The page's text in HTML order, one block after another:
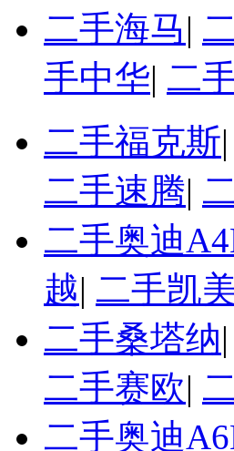
二手海马|
手中华| 二
二手福克斯|
二手速腾|
二手奥迪
越| 二手凯
二手桑塔纳|
二手赛欧|
二手奥迪